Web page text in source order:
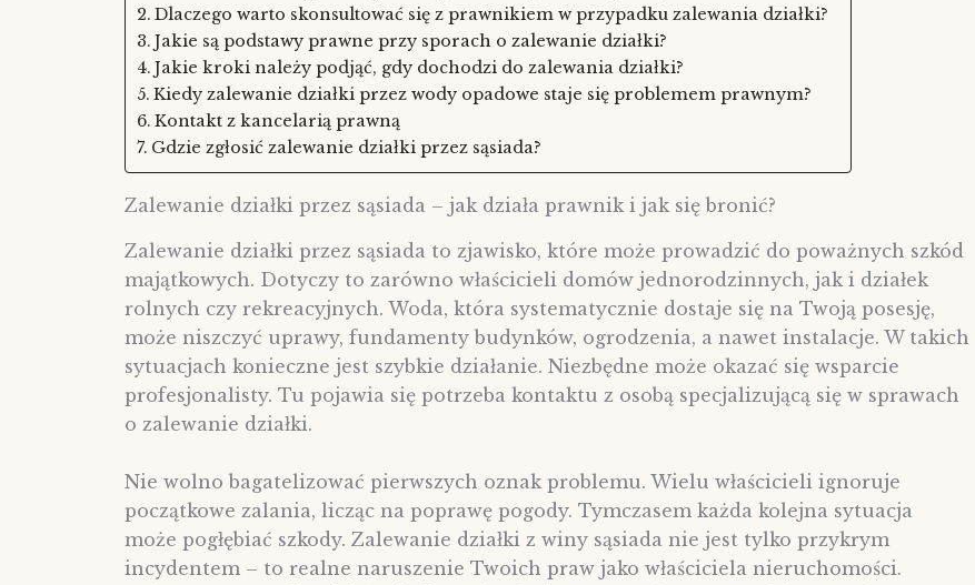
Dlaczego warto skonsultować się z prawnikiem w przypadku zalewania działki?
Jakie są podstawy prawne przy sporach o zalewanie działki?
Jakie kroki należy podjąć, gdy dochodzi do zalewania działki?
Kiedy zalewanie działki przez wody opadowe staje się problemem prawnym?
Kontakt z kancelarią prawną
Gdzie zgłosić zalewanie działki przez sąsiada?
Zalewanie działki przez sąsiada – jak działa prawnik i jak się bronić?
Zalewanie działki przez sąsiada to zjawisko, które może prowadzić do poważnych szkód
majątkowych. Dotyczy to zarówno właścicieli domów jednorodzinnych, jak i działek
rolnych czy rekreacyjnych. Woda, która systematycznie dostaje się na Twoją posesję,
może niszczyć uprawy, fundamenty budynków, ogrodzenia, a nawet instalacje. W takich
sytuacjach konieczne jest szybkie działanie. Niezbędne może okazać się wsparcie
profesjonalisty. Tu pojawia się potrzeba kontaktu z osobą specjalizującą się w sprawach
o zalewanie działki.
Nie wolno bagatelizować pierwszych oznak problemu. Wielu właścicieli ignoruje
początkowe zalania, licząc na poprawę pogody. Tymczasem każda kolejna sytuacja
może pogłębiać szkody. Zalewanie działki z winy sąsiada nie jest tylko przykrym
incydentem – to realne naruszenie Twoich praw jako właściciela nieruchomości.